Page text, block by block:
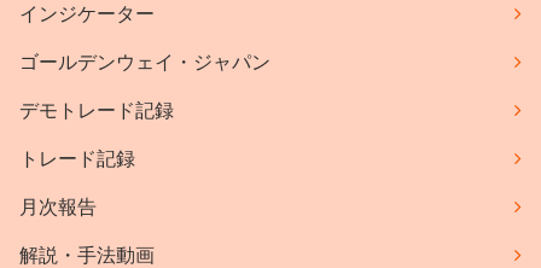
インジケーター
ゴールデンウェイ・ジャパン
デモトレード記録
トレード記録
月次報告
解説・手法動画